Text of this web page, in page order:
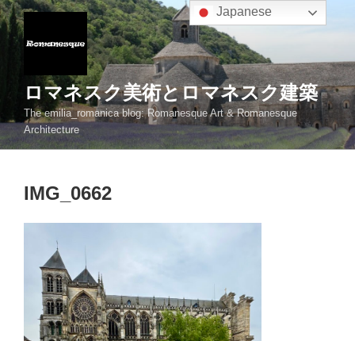
コ
ン
ス
キ
ロマネスク美術とロマネスク建築
The emilia_romanica blog: Romanesque Art & Romanesque
Architecture
IMG_0662
Japanese